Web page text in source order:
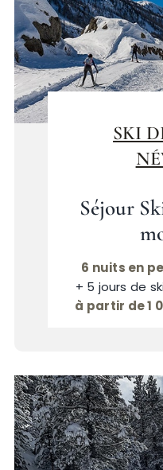
SKI
Séjour
6 nuits en
+ 5 jours de
à partir de 1